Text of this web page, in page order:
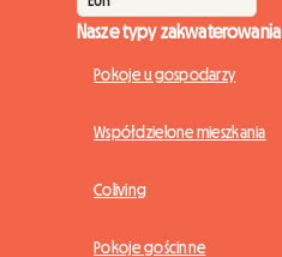
Nasze typy zakwaterowania
Pokoje u gospodarzy
Współdzielone mieszkania
Coliving
Pokoje gościnne